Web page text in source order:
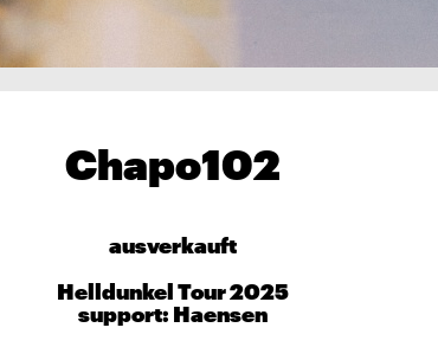
Chapo102
ausverkauft
Helldunkel Tour 2025
support: Haensen